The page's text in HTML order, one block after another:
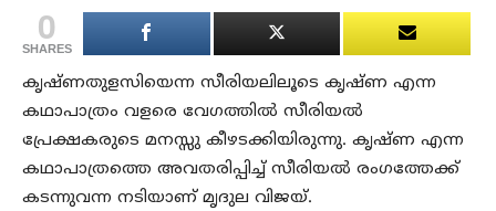
0
SHARES
കൃഷ്ണതുളസിയെന്ന സീരിയലിലൂടെ കൃഷ്ണ എന്ന
കഥാപാത്രം വളരെ വേഗത്തില്‍ സീരിയല്‍
പ്രേക്ഷകരുടെ മനസ്സു കീഴടക്കിയിരുന്നു. കൃഷ്ണ എന്ന
കഥാപാത്രത്തെ അവതരിപ്പിച്ച് സീരിയല്‍ രംഗത്തേക്ക്
കടന്നുവന്ന നടിയാണ് മൃദുല വിജയ്.